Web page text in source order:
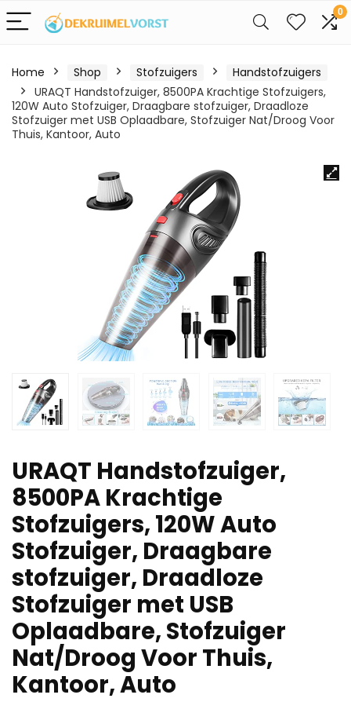
0
Home Shop Stofzuigers
Handstofzuigers
URAQT Handstofzuiger, 8500PA Krachtige Stofzuigers,
120W Auto Stofzuiger, Draagbare stofzuiger, Draadloze
Stofzuiger met USB Oplaadbare, Stofzuiger Nat/Droog Voor
Thuis, Kantoor, Auto
URAQT Handstofzuiger,
8500PA Krachtige
Stofzuigers, 120W Auto
Stofzuiger, Draagbare
stofzuiger, Draadloze
Stofzuiger met USB
Oplaadbare, Stofzuiger
Nat/Droog Voor Thuis,
Kantoor, Auto